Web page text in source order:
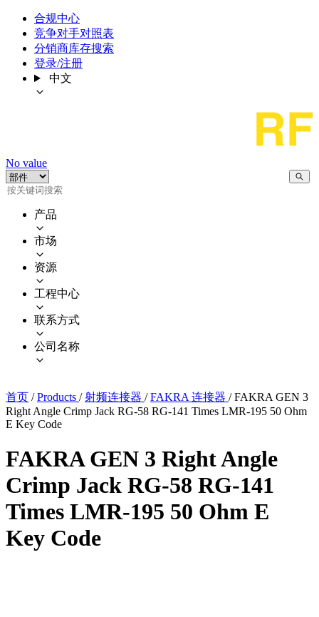
合规中心
竞争对手对照表
分销商库存搜索
登录/注册
中文
No value
产品
市场
资源
工程中心
联系方式
公司名称
首页 / Products / 射频连接器 / FAKRA 连接器 / FAKRA GEN 3
Right Angle Crimp Jack RG-58 RG-141 Times LMR-195 50 Ohm
E Key Code
FAKRA GEN 3 Right Angle
Crimp Jack RG-58 RG-141
Times LMR-195 50 Ohm E
Key Code